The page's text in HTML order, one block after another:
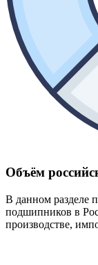
Объём
В данном разделе
подшипников в
производстве,